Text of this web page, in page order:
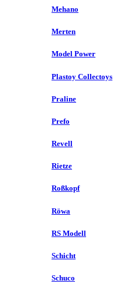
Mehano
Merten
Model Power
Plastoy Collectoys
Praline
Prefo
Revell
Rietze
Roßkopf
Röwa
RS Modell
Schicht
Schuco